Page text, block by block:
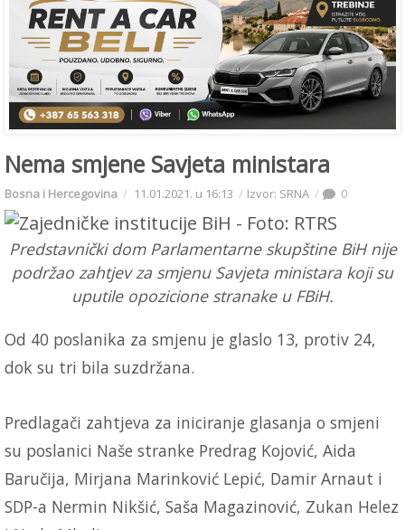
Nema smjene Savjeta ministara
Bosna i Hercegovina 11.01.2021. u 16:13 Izvor: SRNA 0
Predstavnički dom Parlamentarne skupštine BiH nije
podržao zahtjev za smjenu Savjeta ministara koji su
uputile opozicione stranake u FBiH.
Od 40 poslanika za smjenu je glaslo 13, protiv 24,
dok su tri bila suzdržana.
Predlagači zahtjeva za iniciranje glasanja o smjeni
su poslanici Naše stranke Predrag Kojović, Aida
Baručija, Mirjana Marinković Lepić, Damir Arnaut i
SDP-a Nermin Nikšić, Saša Magazinović, Zukan Helez